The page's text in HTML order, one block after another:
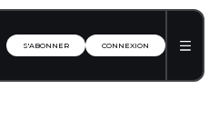
S'ABONNER CONNEXION